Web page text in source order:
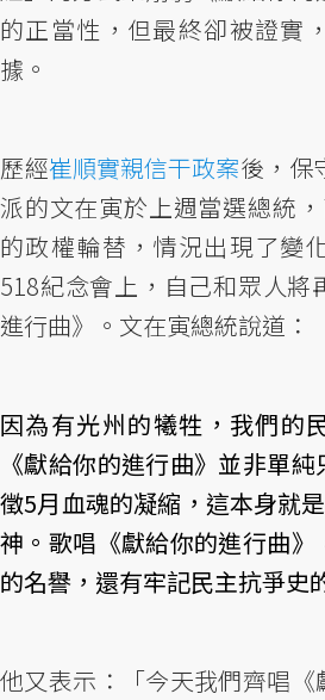
的正當性，但最終卻被證實
據。
歷經崔順實親信干政案後，保
派的文在寅於上週當選總統
的政權輪替，情況出現了變
518紀念會上，自己和眾人將
進行曲》。文在寅總統說道：
因為有光州的犧牲，我們的
《獻給你的進行曲》並非單
徵5月血魂的凝縮，這本身就
神。歌唱《獻給你的進行曲
的名譽，還有牢記民主抗爭史
他又表示：「今天我們齊唱《